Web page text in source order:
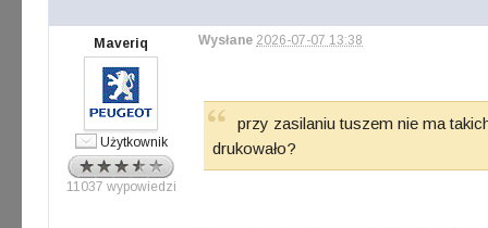
Maveriq
Użytkownik
11037 wypowiedzi
Wysłane 2026-07-07 13:38
przy zasilaniu tuszem nie ma
drukowało?